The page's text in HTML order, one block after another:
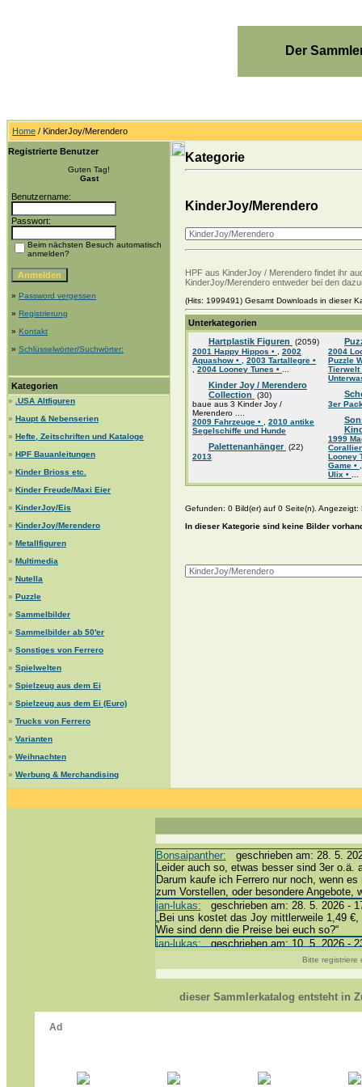
Der
Home / KinderJoy/Merendero
Registrierte Benutzer
Guten Tag!
Gast
Benutzername:
Passwort:
Beim nächsten Besuch automatisch
anmelden?
» Password vergessen
» Registrierung
» Kontakt
» Schlüsselwörter/Suchwörter:
Kategorien
»
.USA Altfiguren
» Haupt & Nebenserien
» Hefte, Zeitschriften und Kataloge
» HPF Bauanleitungen
» Kinder Brioss etc.
» Kinder Freude/Maxi Eier
» KinderJoy/Eis
» KinderJoy/Merendero
» Metallfiguren
» Multimedia
» Nutella
» Puzzle
» Sammelbilder
» Sammelbilder ab 50'er
» Sonstiges von Ferrero
» Spielwelten
» Spielzeug aus dem Ei
» Spielzeug aus dem Ei (Euro)
» Trucks von Ferrero
» Varianten
» Weihnachten
» Werbung & Merchandising
Kategorie
KinderJoy/Merendero
HPF aus KinderJoy / Merendero findet ihr
KinderJoy/Merendero entweder bei den
(Hits: 1999491) Gesamt Downloads in dieser
Unterkategorien
Hartplastik Figuren
(2059)
2001 Happy Hippos •
2002
Aquashow •
2003 Tartallegre •
2004 Looney Tunes •
Kinder Joy / Merendero
Collection
(30)
baue aus 3 Kinder Joy /
Merendero ....
2009 Fahrzeuge •
2010 antike
Segelschiffe und Hunde
Palettenanhänger (22)
2013
2004
Puzzle
Tierwelt
3er
1999
Looney
Game •
Ulix •
Gefunden: 0 Bild(er) auf 0 Seite(n). Angezeigt:
In dieser Kategorie sind keine Bilder
Bonsaipanther: geschrieben am: 28. 5.
Leider auch so, etwas besser sind 3er o.ä.
Darum kaufe ich Ferrero nur noch, wenn
zum Vorstellen, oder besondere Angebote,
jan-lukas: geschrieben am: 28. 5. 2026 -
„Bei uns kostet das Joy mittlerweile 1,49
Wie sind denn die Preise bei euch so?“
jan-lukas:geschrieben am: 10. 5. 2026 -
Bonsaipanther:geschrieben am: 10. 5.
@ Harald
https://www.ue-ei-portal-
Dein Enkel sollte zur Strafe die nächsten
jan-lukas:
geschrieben am: 29. 4. 2026 -
https://www.ferrero-
Bitte registriere
dieser Sammlerkatalog entsteht in